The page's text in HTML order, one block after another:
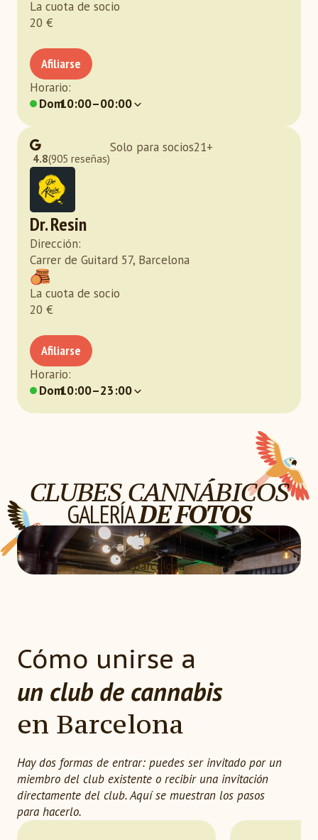
La cuota de socio
20 €
Afiliarse
Horario:
Dom10:00–00:00
4.8(905 reseñas)
Solo para socios21+
Dr. Resin
Dirección:
Carrer de Guitard 57, Barcelona
La cuota de socio
20 €
Afiliarse
Horario:
Dom10:00–23:00
CLUBES CANNÁBICOS
GALERÍADE FOTOS
Dr. Resin
21+
Barcelona
Cómo unirse a
un club de cannabis
en Barcelona
Hay dos formas de entrar: puedes ser invitado por un
miembro del club existente o recibir una invitación
directamente del club. Aquí se muestran los pasos
para hacerlo.